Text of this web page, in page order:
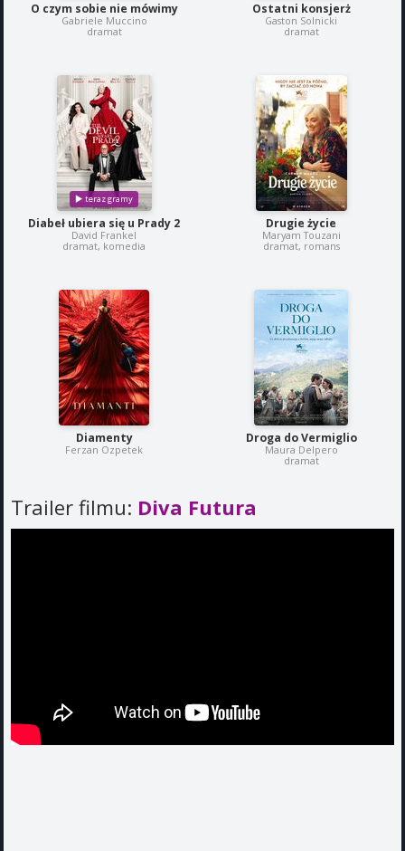
O czym sobie nie mówimy
Gabriele Muccino
dramat
Ostatni konsjerż
Gaston Solnicki
dramat
Diabeł ubiera się u Prady 2
David Frankel
dramat, komedia
Drugie życie
Maryam Touzani
dramat, romans
Diamenty
Ferzan Ozpetek
Droga do Vermiglio
Maura Delpero
dramat
Trailer filmu: Diva Futura